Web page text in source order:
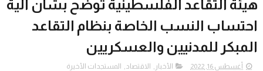
هيئة التقاعد الفلسطينية توضح بشأن آلية
احتساب النسب الخاصة بنظام التقاعد
المبكر للمدنيين والعسكريين
أغسطس 16, 2022 الأخبار , الاقتصاد, المستجدات الأخيرة